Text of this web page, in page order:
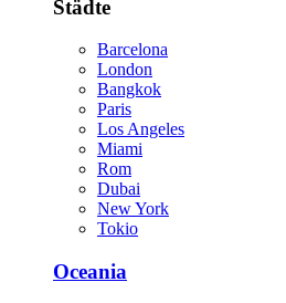
Städte
Barcelona
London
Bangkok
Paris
Los Angeles
Miami
Rom
Dubai
New York
Tokio
Oceania